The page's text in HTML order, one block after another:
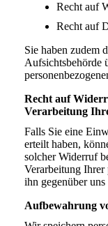
Recht auf
Recht auf
Sie haben zudem
Aufsichtsbehörde
Recht auf
Verarbeitung
Falls Sie eine
erteilt haben,
solcher Widerruf
Verarbeitung Ihrer
ihn gegenüber uns
Aufbewahrung